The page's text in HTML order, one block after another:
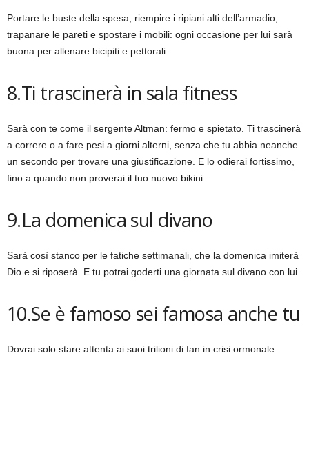
Portare le buste della spesa, riempire i ripiani alti dell’armadio,
trapanare le pareti e spostare i mobili: ogni occasione per lui sarà
buona per allenare bicipiti e pettorali.
8.Ti trascinerà in sala fitness
Sarà con te come il sergente Altman: fermo e spietato. Ti trascinerà
a correre o a fare pesi a giorni alterni, senza che tu abbia neanche
un secondo per trovare una giustificazione. E lo odierai fortissimo,
fino a quando non proverai il tuo nuovo bikini.
9.La domenica sul divano
Sarà così stanco per le fatiche settimanali, che la domenica imiterà
Dio e si riposerà. E tu potrai goderti una giornata sul divano con lui.
10.Se è famoso sei famosa anche tu
Dovrai solo stare attenta ai suoi trilioni di fan in crisi ormonale.